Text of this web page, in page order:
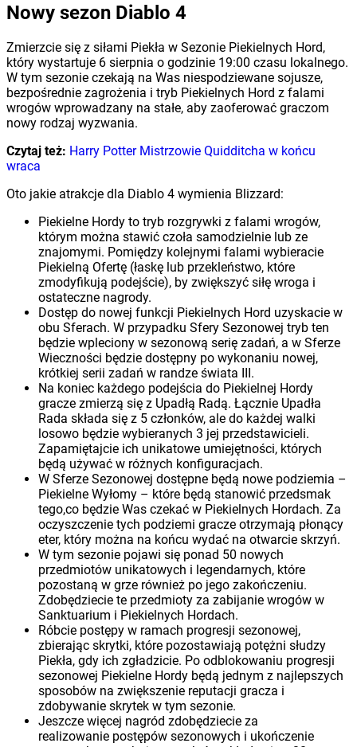
Nowy sezon Diablo 4
Zmierzcie się z siłami Piekła w Sezonie Piekielnych Hord,
który wystartuje 6 sierpnia o godzinie 19:00 czasu lokalnego.
W tym sezonie czekają na Was niespodziewane sojusze,
bezpośrednie zagrożenia i tryb Piekielnych Hord z falami
wrogów wprowadzany na stałe, aby zaoferować graczom
nowy rodzaj wyzwania.
Czytaj też: Harry Potter Mistrzowie Quidditcha w końcu
wraca
Oto jakie atrakcje dla Diablo 4 wymienia Blizzard:
Piekielne Hordy to tryb rozgrywki z falami wrogów,
którym można stawić czoła samodzielnie lub ze
znajomymi. Pomiędzy kolejnymi falami wybieracie
Piekielną Ofertę (łaskę lub przekleństwo, które
zmodyfikują podejście), by zwiększyć siłę wroga i
ostateczne nagrody.
Dostęp do nowej funkcji Piekielnych Hord uzyskacie w
obu Sferach. W przypadku Sfery Sezonowej tryb ten
będzie wpleciony w sezonową serię zadań, a w Sferze
Wieczności będzie dostępny po wykonaniu nowej,
krótkiej serii zadań w randze świata III.
Na koniec każdego podejścia do Piekielnej Hordy
gracze zmierzą się z Upadłą Radą. Łącznie Upadła
Rada składa się z 5 członków, ale do każdej walki
losowo będzie wybieranych 3 jej przedstawicieli.
Zapamiętajcie ich unikatowe umiejętności, których
będą używać w różnych konfiguracjach.
W Sferze Sezonowej dostępne będą nowe podziemia –
Piekielne Wyłomy – które będą stanowić przedsmak
tego,co będzie Was czekać w Piekielnych Hordach. Za
oczyszczenie tych podziemi gracze otrzymają płonący
eter, który można na końcu wydać na otwarcie skrzyń.
W tym sezonie pojawi się ponad 50 nowych
przedmiotów unikatowych i legendarnych, które
pozostaną w grze również po jego zakończeniu.
Zdobędziecie te przedmioty za zabijanie wrogów w
Sanktuarium i Piekielnych Hordach.
Róbcie postępy w ramach progresji sezonowej,
zbierając skrytki, które pozostawiają potężni słudzy
Piekła, gdy ich zgładzicie. Po odblokowaniu progresji
sezonowej Piekielne Hordy będą jednym z najlepszych
sposobów na zwiększenie reputacji gracza i
zdobywanie skrytek w tym sezonie.
Jeszcze więcej nagród zdobędziecie za
realizowanie postępów sezonowych i ukończenie